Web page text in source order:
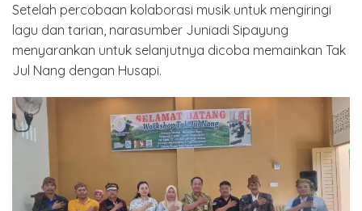
Setelah percobaan kolaborasi musik untuk mengiringi
lagu dan tarian, narasumber Juniadi Sipayung
menyarankan untuk selanjutnya dicoba memainkan Tak
Jul Nang dengan Husapi.